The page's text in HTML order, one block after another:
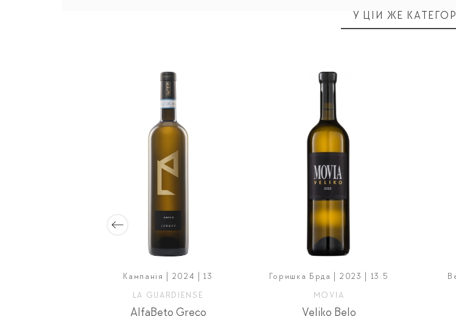
У ЦІЙ ЖЕ
Кампанія | 2024 | 13
LA GUARDIENSE
Горишка Брда | 2023 | 13.5
MOVIA